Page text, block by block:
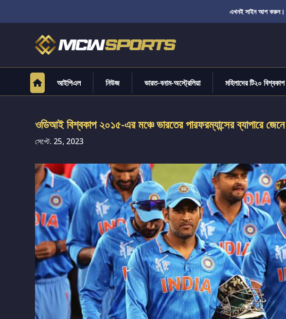
এখনই সাইন আপ করুন।
আইপিএল নিউজ ভারত-বনাম-অস্ট্রেলিয়া মহিলাদের টি২০ বিশ্বকাপ
ওডিআই বিশ্বকাপ ২০১৫-এর মঞ্চে ভারতের পারফরম্যান্সের ব্যাপারে
সেপ্টে. 25, 2023